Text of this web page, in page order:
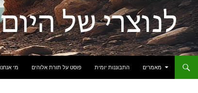
מאמרים
התבוננות יומית פוסט על תורת אלוהים מי אנחנו